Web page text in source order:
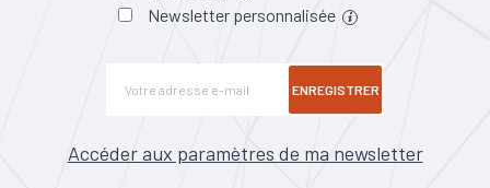
Newsletter personnalisée
ENREGISTRER
Accéder aux paramètres de ma newsletter